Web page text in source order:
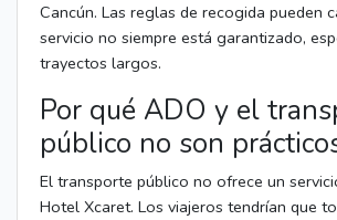
Cancún. Las reglas de recogida pueden
servicio no siempre está garantizado,
trayectos largos.
Por qué ADO y el
público no son
El transporte público no ofrece un
Hotel Xcaret. Los viajeros tendrían que